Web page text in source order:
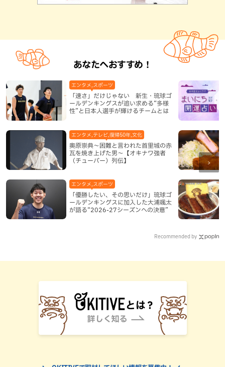
あなたへおすすめ！
「速さ」だけじゃない 新生・琉球ゴ
ールデンキングスが追い求める“多様
性”と日本人選手が輝けるチームとは
エンタメ,スポーツ
奥原崇典～困難と言われた首里城の赤
瓦を焼き上げた男～【オキナワ強者
（チューバー）列伝】
エンタメ,テレビ,復帰50年,文化
「優勝したい、その思いだけ」琉球ゴ
ールデンキングスに加入した大浦颯太
が語る“2026-27シーズンへの決意”
エンタメ,スポーツ
Recommended by